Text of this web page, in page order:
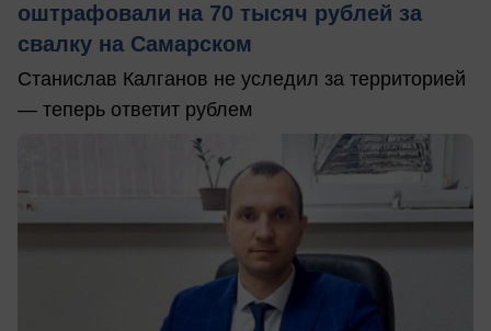
оштрафовали на 70 тысяч рублей за
свалку на Самарском
Станислав Калганов не уследил за территорией
— теперь ответит рублем